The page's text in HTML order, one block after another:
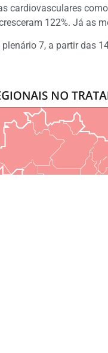
cardiovasculares
122%. Já as
7, a partir das